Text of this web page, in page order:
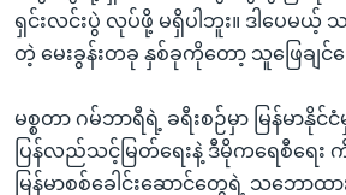
ရှင်းလင်းပွဲ လုပ်ဖို့ မရှိပါဘူး။ ဒါပေမယ့်
တဲ့ မေးခွန်းတခု နှစ်ခုကိုတော့ သူဖြေချင်
မစ္စတာ ဂမ်ဘာရီရဲ့ ခရီးစဉ်မှာ မြန်မာနိုင်
ပြန်လည်သင့်မြတ်ရေးနဲ့ ဒီမိုကရေစီရေ
မြန်မာစစ်ခေါင်းဆောင်တွေရဲ့ သဘောထာ